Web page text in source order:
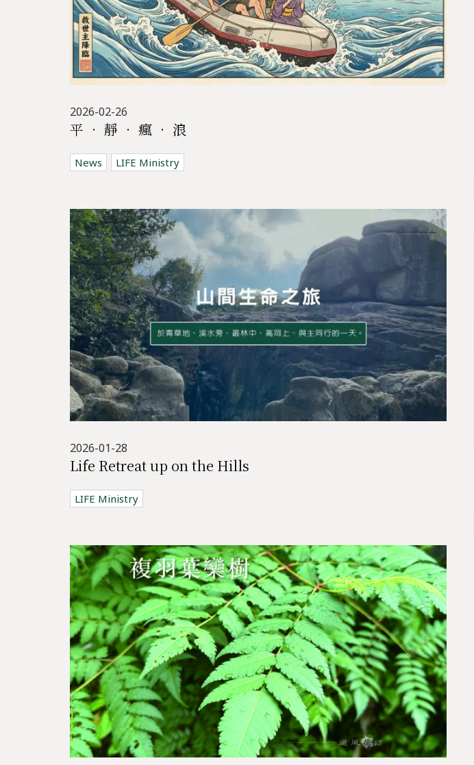
2026-02-26
平 ‧ 靜 ‧ 瘋 ‧ 浪
News LIFE Ministry
2026-01-28
Life Retreat up on the Hills
LIFE Ministry